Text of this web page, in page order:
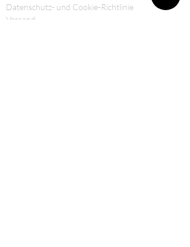
Datenschutz- und Cookie-Richtlinie
Versand